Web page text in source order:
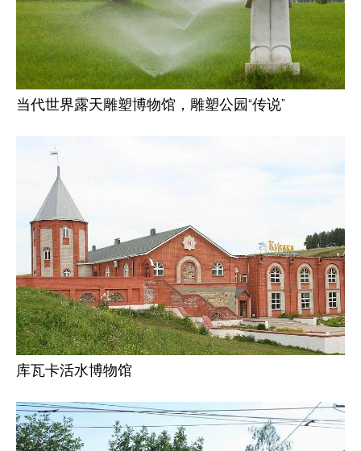
当代世界露天雕塑博物馆，雕塑公园“传说”
库瓦卡活水博物馆